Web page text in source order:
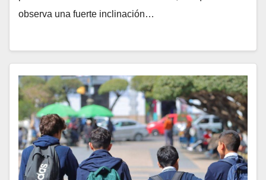
observa una fuerte inclinación…